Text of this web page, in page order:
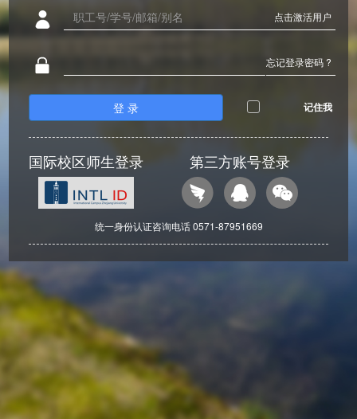
点击激活用户
忘记登录密码 ?
登 录 记住我
国际校区师生登录 第三方账号登录
统一身份认证咨询电话 0571-87951669